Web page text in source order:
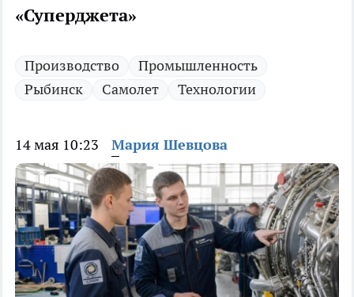
«Суперджета»
Производство
Промышленность
Рыбинск
Самолет Технологии
14 мая 10:23 Мария Шевцова